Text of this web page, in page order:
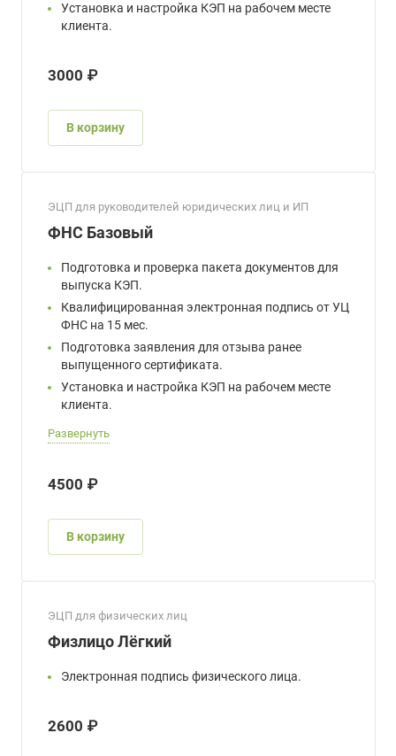
Установка и настройка КЭП на рабочем месте
клиента.
3000 ₽
В корзину
ЭЦП для руководителей юридических лиц и ИП
ФНС Базовый
Подготовка и проверка пакета документов для
выпуска КЭП.
Квалифицированная электронная подпись от УЦ
ФНС на 15 мес.
Подготовка заявления для отзыва ранее
выпущенного сертификата.
Установка и настройка КЭП на рабочем месте
клиента.
Развернуть
4500 ₽
В корзину
ЭЦП для физических лиц
Физлицо Лёгкий
Электронная подпись физического лица.
2600 ₽